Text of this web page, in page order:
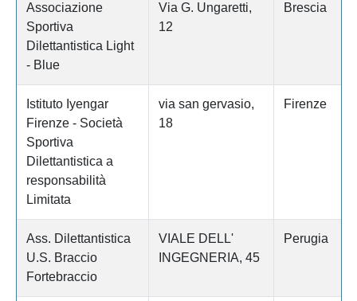
Associazione
Sportiva
Dilettantistica Light
- Blue
Via G. Ungaretti,
12
Brescia
Istituto Iyengar
Firenze - Società
Sportiva
Dilettantistica a
responsabilità
Limitata
via san gervasio,
18
Firenze
Ass. Dilettantistica
U.S. Braccio
Fortebraccio
VIALE DELL'
INGEGNERIA, 45
Perugia